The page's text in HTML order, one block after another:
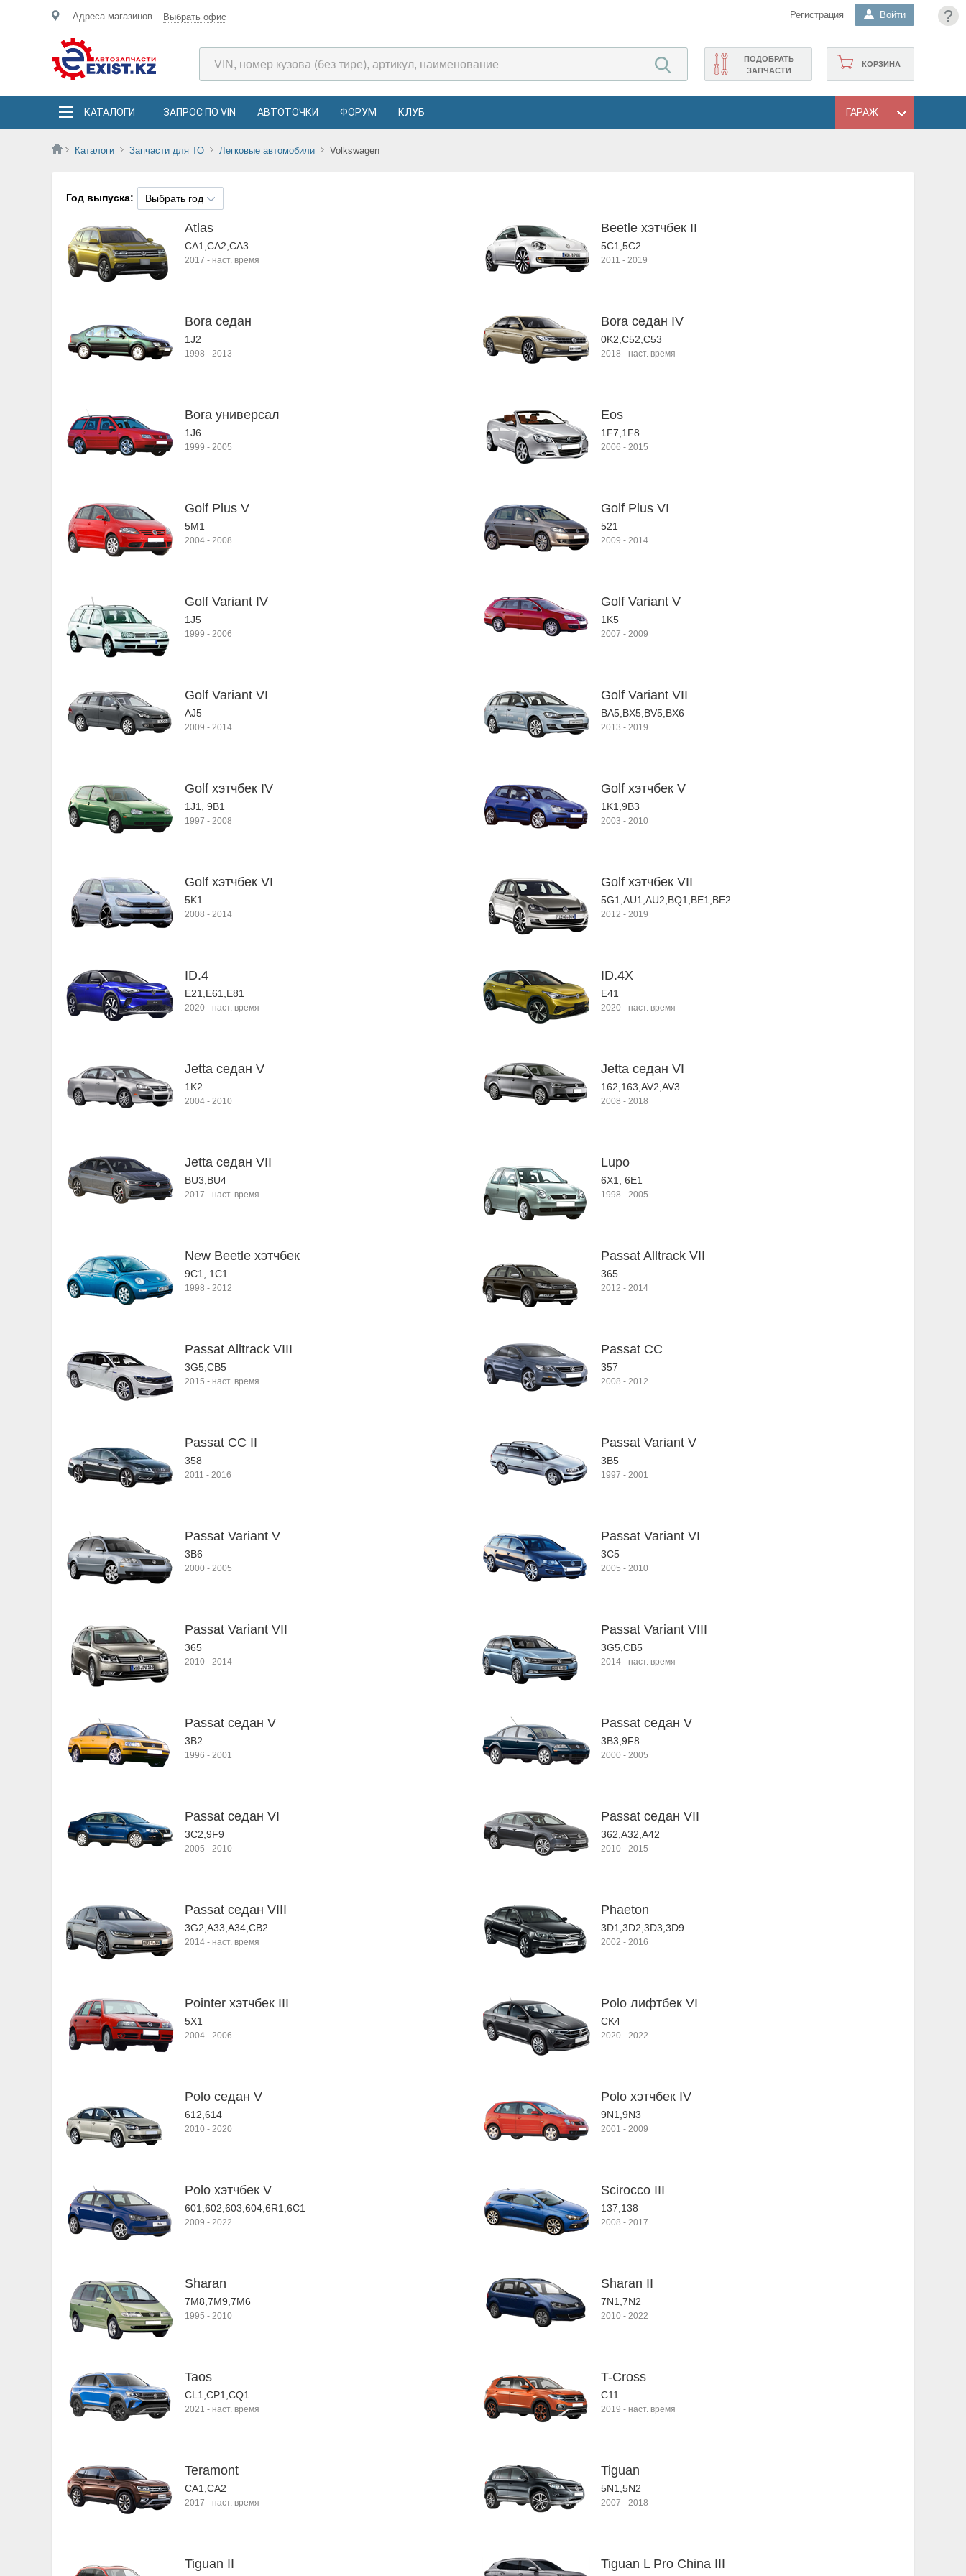
?
Адреса магазинов Выбрать офис Регистрация Войти
КОРЗИНА
ПОДОБРАТЬ
ЗАПЧАСТИ
КАТАЛОГИ ЗАПРОС ПО VIN АВТОТОЧКИ ФОРУМ КЛУБ ГАРАЖ
Каталоги Запчасти для ТО Легковые автомобили Volkswagen
Год выпуска: Выбрать год
Atlas
CA1,CA2,CA3
2017 - наст. время
Beetle хэтчбек II
5C1,5C2
2011 - 2019
Bora седан
1J2
1998 - 2013
Bora седан IV
0K2,C52,C53
2018 - наст. время
Bora универсал
1J6
1999 - 2005
Eos
1F7,1F8
2006 - 2015
Golf Plus V
5M1
2004 - 2008
Golf Plus VI
521
2009 - 2014
Golf Variant IV
1J5
1999 - 2006
Golf Variant V
1K5
2007 - 2009
Golf Variant VI
AJ5
2009 - 2014
Golf Variant VII
BA5,BX5,BV5,BX6
2013 - 2019
Golf хэтчбек IV
1J1, 9B1
1997 - 2008
Golf хэтчбек V
1K1,9B3
2003 - 2010
Golf хэтчбек VI
5K1
2008 - 2014
Golf хэтчбек VII
5G1,AU1,AU2,BQ1,BE1,BE2
2012 - 2019
ID.4
E21,E61,E81
2020 - наст. время
ID.4X
E41
2020- наст. время
Jetta седан V
1K2
2004 - 2010
Jetta седан VI
162,163,AV2,AV3
2008 - 2018
Jetta седан VII
BU3,BU4
2017 - наст. время
Lupo
6X1, 6E1
1998 - 2005
New Beetle хэтчбек
9C1, 1C1
1998 - 2012
Passat Alltrack VII
365
2012 - 2014
Passat Alltrack VIII
3G5,CB5
2015 - наст. время
Passat CC
357
2008 - 2012
Passat CC II
358
2011 - 2016
Passat Variant V
3B5
1997 - 2001
Passat Variant V
3B6
2000 - 2005
Passat Variant VI
3C5
2005 - 2010
Passat Variant VII
365
2010 - 2014
Passat Variant VIII
3G5,CB5
2014- наст. время
Passat седан V
3B2
1996 - 2001
Passat седан V
3B3,9F8
2000- 2005
Passat седан VI
3C2,9F9
2005 - 2010
Passat седан VII
362,A32,A42
2010- 2015
Passat седан VIII
3G2,A33,A34,CB2
2014 - наст. время
Phaeton
3D1,3D2,3D3,3D9
2002 - 2016
Pointer хэтчбек III
5X1
2004 - 2006
Polo лифтбек VI
CK4
2020- 2022
Polo седан V
612,614
2010 - 2020
Polo хэтчбек IV
9N1,9N3
2001 - 2009
Polo хэтчбек V
601,602,603,604,6R1,6С1
2009 - 2022
Scirocco III
137,138
2008 - 2017
Sharan
7M8,7M9,7M6
1995 - 2010
Sharan II
7N1,7N2
2010- 2022
Taos
CL1,CP1,CQ1
2021 - наст. время
T-Cross
C11
2019 - наст. время
Teramont
CA1,CA2
2017 - наст. время
Tiguan
5N1,5N2
2007 - 2018
Tiguan II Tiguan L Pro China III